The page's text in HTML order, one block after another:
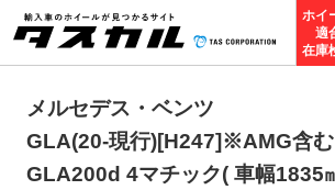
ホイ
適
在庫
メルセデス・ベンツ
GLA(20-現行)[H247]※AMG含む
GLA200d 4マチック( 車幅1835